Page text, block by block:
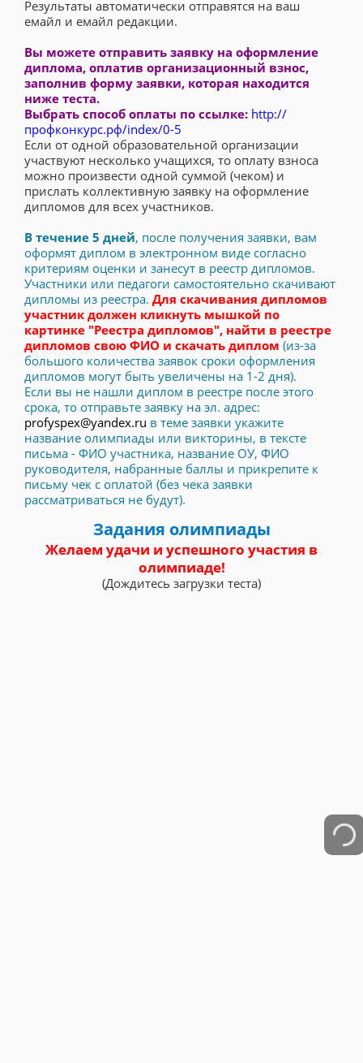
Результаты автоматически отправятся на ваш
емайл и емайл редакции.
Вы можете отправить заявку на оформление
диплома, оплатив организационный взноc,
заполнив форму заявки, которая находится
ниже теста.
Выбрать способ оплаты по ссылке: http://
профконкурс.рф/index/0-5
Если от одной образовательной организации
участвуют несколько учащихся, то оплату взноса
можно произвести одной суммой (чеком) и
прислать коллективную заявку на оформление
дипломов для всех участников.
В течение 5 дней, после получения заявки, вам
оформят диплом в электронном виде согласно
критериям оценки и занесут в реестр дипломов.
Участники или педагоги самостоятельно скачивают
дипломы из реестра. Для скачивания дипломов
участник должен кликнуть мышкой по
картинке "Реестра дипломов", найти в реестре
дипломов свою ФИО и скачать диплом (из-за
большого количества заявок сроки оформления
дипломов могут быть увеличены на 1-2 дня).
Если вы не нашли диплом в реестре после этого
срока, то отправьте заявку на эл. адрес:
profyspex@yandex.ru в теме заявки укажите
название олимпиады или викторины, в тексте
письма - ФИО участника, название ОУ, ФИО
руководителя, набранные баллы и прикрепите к
письму чек с оплатой (без чека заявки
рассматриваться не будут).
Задания олимпиады
Желаем удачи и успешного участия в
олимпиаде!
(Дождитесь загрузки теста)